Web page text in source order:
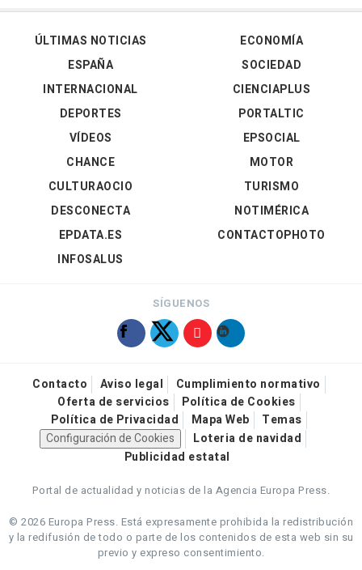
ÚLTIMAS NOTICIAS
ESPAÑA
INTERNACIONAL
DEPORTES
VÍDEOS
ECONOMÍA
SOCIEDAD
CIENCIAPLUS
PORTALTIC
EPSOCIAL
CHANCE
CULTURAOCIO
DESCONECTA
EPDATA.ES
INFOSALUS
MOTOR
TURISMO
NOTIMÉRICA
CONTACTOPHOTO
SÍGUENOS
Contacto Aviso legal
Cumplimiento normativo
Oferta de servicios
Política de Cookies
Política de Privacidad
Mapa Web
Temas
Configuración de Cookies
Loteria de navidad
Publicidad estatal
Portal de actualidad y noticias de la Agencia Europa Press.
© 2026 Europa Press. Está expresamente prohibida la redistribución
y la redifusión de todo o parte de los contenidos de esta web sin su
previo y expreso consentimiento.